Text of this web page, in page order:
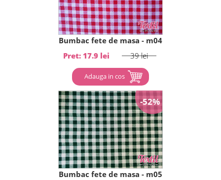
Bumbac fete de masa - m04
Pret: 17.9 lei
39 lei
Adauga in cos
-52%
Bumbac fete de masa - m05